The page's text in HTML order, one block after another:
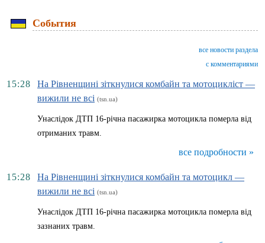
События
все новости раздела
с комментариями
15:28
На Рівненщині зіткнулися комбайн та мотоцикліст —
вижили не всі (tsn.ua)
Унаслідок ДТП 16-річна пасажирка мотоцикла померла від
отриманих травм.
все подробности »
15:28
На Рівненщині зіткнулися комбайн та мотоцикл —
вижили не всі (tsn.ua)
Унаслідок ДТП 16-річна пасажирка мотоцикла померла від
зазнаних травм.